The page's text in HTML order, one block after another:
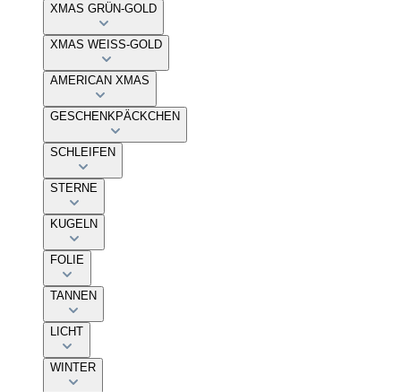
XMAS GRÜN-GOLD
XMAS WEISS-GOLD
AMERICAN XMAS
GESCHENKPÄCKCHEN
SCHLEIFEN
STERNE
KUGELN
FOLIE
TANNEN
LICHT
WINTER